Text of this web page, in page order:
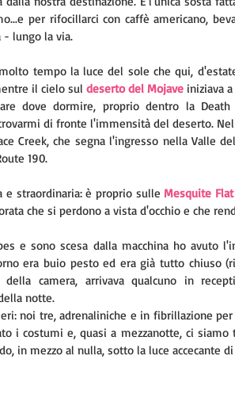
per rifocillarci con caffè americano,
- lungo la via.
tempo la luce del sole che qui,
il cielo sul deserto del Mojave iniziava
dove dormire, proprio dentro la Death
di fronte l'immensità del deserto.
Creek, che segna l'ingresso nella Valle
190.
e straordinaria: è proprio sulle Mesquite
che si perdono a vista d'occhio e che
e sono scesa dalla macchina ho avuto
era buio pesto ed era già tutto chiuso
camera, arrivava qualcuno in
notte.
noi tre, adrenaliniche e in fibrillazione
i costumi e, quasi a mezzanotte, ci
in mezzo al nulla, sotto la luce accecante